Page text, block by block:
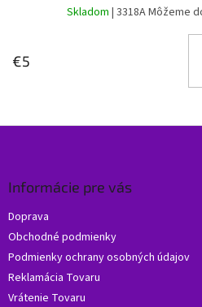
Skladom | 3318AMôžeme
€5
Informácie pre vás
Doprava
Obchodné podmienky
Podmienky ochrany osobných údajov
Reklamácia Tovaru
Vrátenie Tovaru